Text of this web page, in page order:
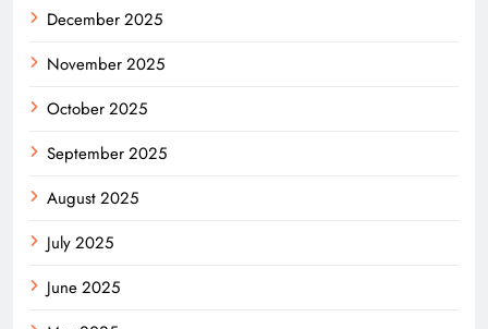
December 2025
November 2025
October 2025
September 2025
August 2025
July 2025
June 2025